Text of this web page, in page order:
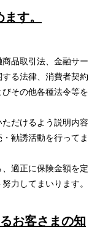
す。
品取引法、金融サー
る法律、消費者契約
その他各種法令等を
だけるよう説明内容
勧誘活動を行ってま
適正に保険金額を定
力してまいります。
お客さまの知